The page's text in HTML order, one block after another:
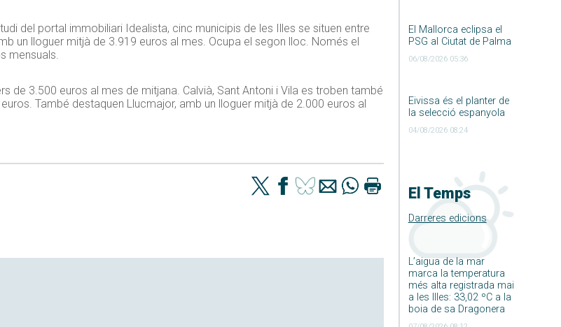
El Mallorca eclipsa el
PSG al Ciutat de Palma
06/08/2026 05:36
Eivissa és el planter de
la selecció espanyola
04/08/2026 08:24
El Temps
Darreres edicions
L’aigua de la mar
marca la temperatura
més alta registrada mai
a les Illes: 33,02 ºC a la
boia de sa Dragonera
del portal immobiliari Idealista, cinc municipis de les Illes se situen entre
un lloguer mitjà de 3.919 euros al mes. Ocupa el segon lloc. Només el
mensuals.
de 3.500 euros al mes de mitjana. Calvià, Sant Antoni i Vila es troben també
També destaquen Llucmajor, amb un lloguer mitjà de 2.000 euros al